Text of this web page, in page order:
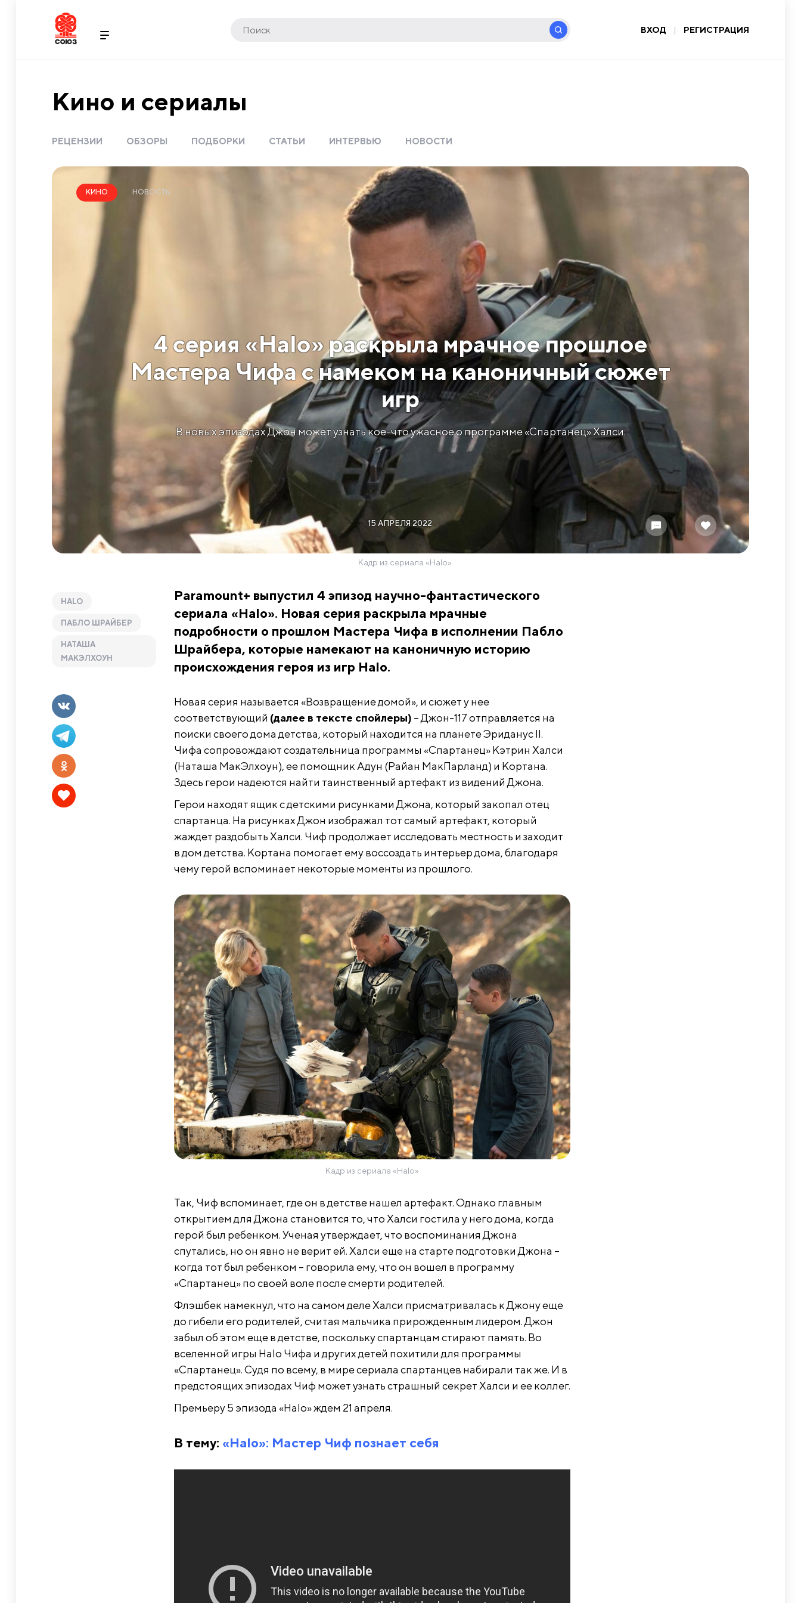
ВХОД | РЕГИСТРАЦИЯ
Кино и сериалы
РЕЦЕНЗИИ ОБЗОРЫ ПОДБОРКИ СТАТЬИ ИНТЕРВЬЮ НОВОСТИ
4 серия «Halo» раскрыла мрачное прошлое
Мастера Чифа с намеком на каноничный сюжет
игр
В новых эпизодах Джон может узнать кое-что ужасное о программе «Спартанец» Халси.
КИНО НОВОСТЬ
15 АПРЕЛЯ 2022
Кадр из сериала «Halo»
HALO
ПАБЛО ШРАЙБЕР
НАТАША
МАКЭЛХОУН
Paramount+ выпустил 4 эпизод научно-фантастического
сериала «Halo». Новая серия раскрыла мрачные
подробности о прошлом Мастера Чифа в исполнении Пабло
Шрайбера, которые намекают на каноничную историю
происхождения героя из игр Halo.
Новая серия называется «Возвращение домой», и сюжет у нее
соответствующий (далее в тексте спойлеры) – Джон-117 отправляется на
поиски своего дома детства, который находится на планете Эриданус II.
Чифа сопровождают создательница программы «Спартанец» Кэтрин Халси
(Наташа МакЭлхоун), ее помощник Адун (Райан МакПарланд) и Кортана.
Здесь герои надеются найти таинственный артефакт из видений Джона.
Герои находят ящик с детскими рисунками Джона, который закопал отец
спартанца. На рисунках Джон изображал тот самый артефакт, который
жаждет раздобыть Халси. Чиф продолжает исследовать местность и заходит
в дом детства. Кортана помогает ему воссоздать интерьер дома, благодаря
чему герой вспоминает некоторые моменты из прошлого.
Кадр из сериала «Halo»
Так, Чиф вспоминает, где он в детстве нашел артефакт. Однако главным
открытием для Джона становится то, что Халси гостила у него дома, когда
герой был ребенком. Ученая утверждает, что воспоминания Джона
спутались, но он явно не верит ей. Халси еще на старте подготовки Джона –
когда тот был ребенком – говорила ему, что он вошел в программу
«Спартанец» по своей воле после смерти родителей.
Флэшбек намекнул, что на самом деле Халси присматривалась к Джону еще
до гибели его родителей, считая мальчика прирожденным лидером. Джон
забыл об этом еще в детстве, поскольку спартанцам стирают память. Во
вселенной игры Halo Чифа и других детей похитили для программы
«Спартанец». Судя по всему, в мире сериала спартанцев набирали так же. И в
предстоящих эпизодах Чиф может узнать страшный секрет Халси и ее коллег.
Премьеру 5 эпизода «Halo» ждем 21 апреля.
В тему: «Halo»: Мастер Чиф познает себя